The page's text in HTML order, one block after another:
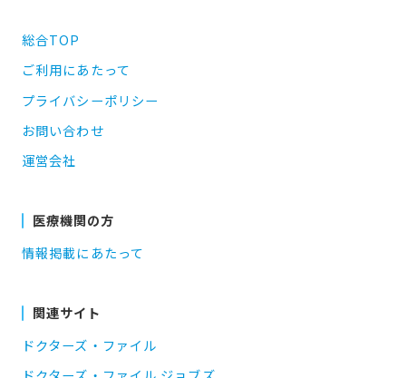
総合TOP
ご利用にあたって
プライバシーポリシー
お問い合わせ
運営会社
医療機関の方
情報掲載にあたって
関連サイト
ドクターズ・ファイル